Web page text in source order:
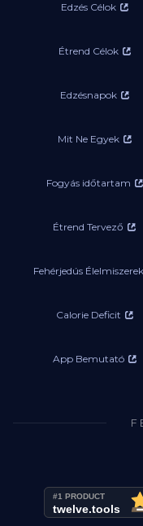
Edzés Célok
Étrend Célok
Edzésnapok
Mit Ne Egyek
Fogyás időtartam
Étrend Tervező
Fehérjedús Élelmiszerek
Calorie Deficit
App Bemutató